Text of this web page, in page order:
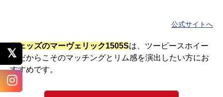
公式サイトへ
ウェッズのマーヴェリック1505Sは、ツーピースホイー
ルだからこそのマッチングとリム感を演出したい方にお
すすめです。